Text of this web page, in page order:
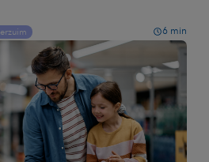
6 min